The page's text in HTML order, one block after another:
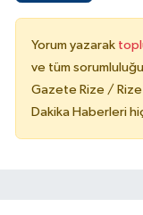
Yorum yazarak
ve tüm
Gazete Rize /
Dakika Haberleri